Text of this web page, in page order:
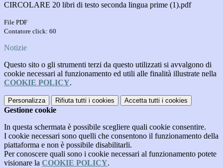
CIRCOLARE 20 libri di testo seconda lingua prime (1).pdf
File PDF
Contatore click: 60
Notizie
Questo sito o gli strumenti terzi da questo utilizzati si avvalgono di
cookie necessari al funzionamento ed utili alle finalità illustrate nella
COOKIE POLICY.
Personalizza Rifiuta tutti i cookies Accetta tutti i cookies
Gestione cookie
In questa schermata è possibile scegliere quali cookie consentire.
I cookie necessari sono quelli che consentono il funzionamento della
piattaforma e non è possibile disabilitarli.
Per conoscere quali sono i cookie necessari al funzionamento potete
visionare la COOKIE POLICY.